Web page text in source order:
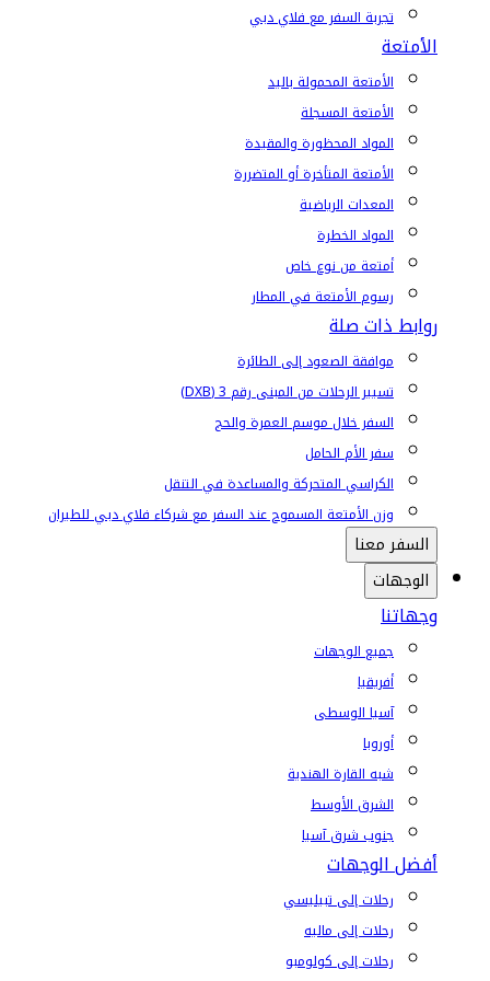
تجربة السفر مع فلاي دبي
الأمتعة
الأمتعة المحمولة باليد
الأمتعة المسجلة
المواد المحظورة والمقيدة
الأمتعة المتأخرة أو المتضررة
المعدات الرياضية
المواد الخطرة
أمتعة من نوع خاص
رسوم الأمتعة في المطار
روابط ذات صلة
موافقة الصعود إلى الطائرة
تسيير الرحلات من المبنى رقم 3 (DXB)
السفر خلال موسم العمرة والحج
سفر الأم الحامل
الكراسي المتحركة والمساعدة في التنقل
وزن الأمتعة المسموح عند السفر مع شركاء فلاي دبي للطيران
السفر معنا
الوجهات
وجهاتنا
جميع الوجهات
أفريقيا
آسيا الوسطى
أوروبا
شبه القارة الهندية
الشرق الأوسط
جنوب شرق آسيا
أفضل الوجهات
رحلات إلى تبيليسي
رحلات إلى ماليه
رحلات إلى كولومبو